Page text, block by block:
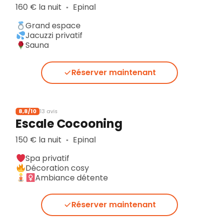
160 € la nuit ▪︎ Epinal
Grand espace
Jacuzzi privatif
Sauna
Réserver maintenant
8,8/10 13 avis
Escale Cocooning
150 € la nuit ▪︎ Epinal
Spa privatif
Décoration cosy
Ambiance détente
Réserver maintenant